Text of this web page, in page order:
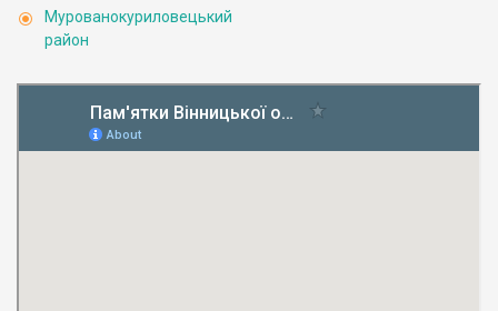
Мурованокуриловецький
район